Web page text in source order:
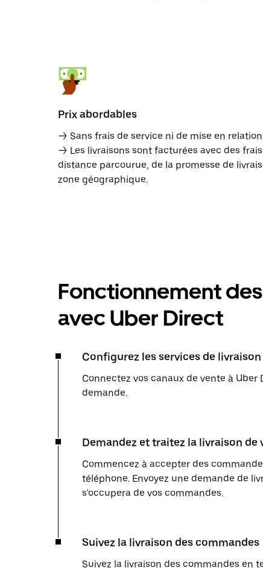
Prix abordables
→ Sans frais de service ni de mise en relation
→ Les livraisons sont facturées avec des
distance parcourue, de la promesse de
zone géographique.
Fonctionnement
avec Uber Direct
Configurez les services de
Connectez vos canaux de vente à
demande.
Demandez et traitez la livraison
Commencez à accepter des
téléphone. Envoyez une demande de
s'occupera de vos commandes.
Suivez la livraison des commandes
Suivez la livraison des commandes en